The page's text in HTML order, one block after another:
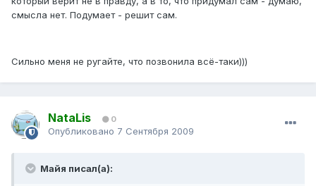
смысла нет. Подумает - решит сам.
Сильно меня не ругайте, что позвонила всё-таки)))
NataLis 0
Опубликовано 7 Сентября 2009
Майя писал(а):